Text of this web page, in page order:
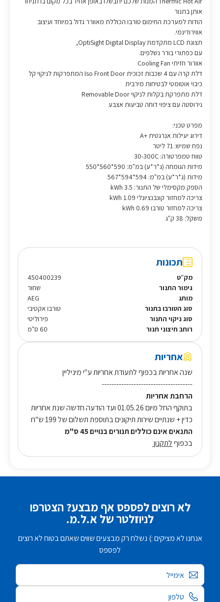
אותן בתנור
הודות למערכת החימום טורבו הכוללת מאוורר גדול במיוחד ועיצוב
אווירודינמי.
תצוגת LCD מתקדמת OptiSight Digital Display,
עם כפתורי בורר נשלפים.
אוורור חזיתי Cooling Fan
דלת קרה עם 4 שכבות זכוכית Iso Front Door המתפרקות לניקוי קל
כיבוי אוטומטי לבטיחות מירבית
דלת מתפרקת בקלות לניקוי Removable Door
נירוסטה עם ציפוי דוחה טביעות אצבע
מפרט טכני:
דירוג יעילות אנרגטית +A
נפח שמיש: 71 ליטר
טווח טמפרטורה: 30-300C
מידות הגומחה (ג*ר*ע) במ"מ: 590*560*550
מידות (ג*ר*ע) במ"מ: 594*594*567
הספק מקסימלי של התנור: 3.5 kWh
צריכה למחזור קונבנציונלי 1.09 kWh
צריכה למחזור טורבו 0.69 kWh
משקל: 38 ק"ג
תכונות
מק״ט
450400239
גימור התנור
שחור
מותג
AEG
סוג הטורבו בתנור
טורבו אקטיבי
סוג ניקוי התנור
פירוליטי
רוחב חיצוני תנור
60 ס"מ
אחריות
שנה אחריות בכפוף לתעודת אחריות ע"י מיניליין
-------------------------------------
הרחבת אחריות
בתוקף החל מיום 01.05.26 ועד הודעה חדשה שנת אחריות
כדין + שנתיים שירות תיקונים בתוספת תשלום של 199 ש"ח
התנאים אינם כוללים תנורים בנויים 45 ס"מ
בכפוףלתקנון
לא רוצים לפספס אף מבצע? הצטרפו
לניוזלטר של א.ל.מ.
אנחנו לא מציקים :) נשלח רק מבצעים שווים שאתם בטוח לא רוצים
לפספס
אימייל